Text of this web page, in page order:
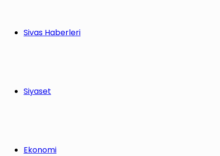
Sivas Haberleri
Siyaset
Ekonomi